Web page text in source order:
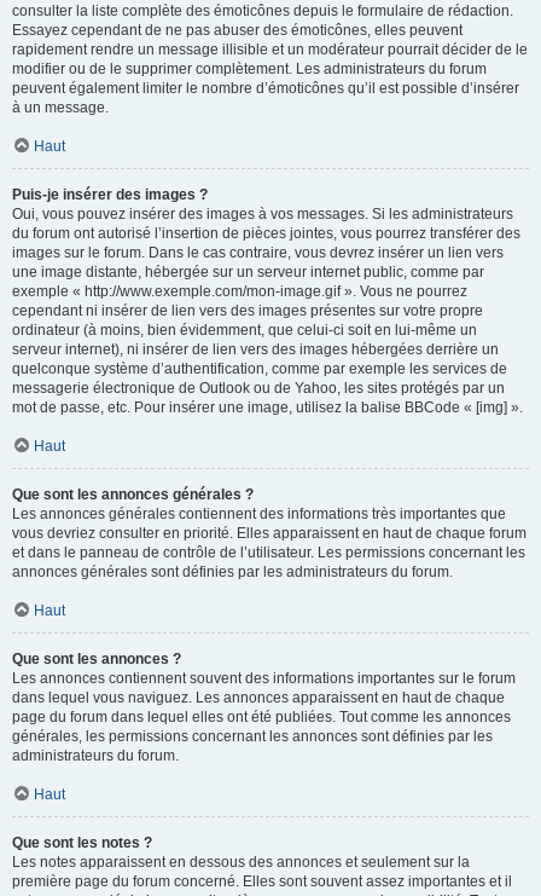
consulter la liste complète des émoticônes depuis le formulaire de rédaction.
Essayez cependant de ne pas abuser des émoticônes, elles peuvent
rapidement rendre un message illisible et un modérateur pourrait décider de le
modifier ou de le supprimer complètement. Les administrateurs du forum
peuvent également limiter le nombre d’émoticônes qu’il est possible d’insérer
à un message.
Haut
Puis-je insérer des images ?
Oui, vous pouvez insérer des images à vos messages. Si les administrateurs
du forum ont autorisé l’insertion de pièces jointes, vous pourrez transférer des
images sur le forum. Dans le cas contraire, vous devrez insérer un lien vers
une image distante, hébergée sur un serveur internet public, comme par
exemple « http://www.exemple.com/mon-image.gif ». Vous ne pourrez
cependant ni insérer de lien vers des images présentes sur votre propre
ordinateur (à moins, bien évidemment, que celui-ci soit en lui-même un
serveur internet), ni insérer de lien vers des images hébergées derrière un
quelconque système d’authentification, comme par exemple les services de
messagerie électronique de Outlook ou de Yahoo, les sites protégés par un
mot de passe, etc. Pour insérer une image, utilisez la balise BBCode « [img] ».
Haut
Que sont les annonces générales ?
Les annonces générales contiennent des informations très importantes que
vous devriez consulter en priorité. Elles apparaissent en haut de chaque forum
et dans le panneau de contrôle de l’utilisateur. Les permissions concernant les
annonces générales sont définies par les administrateurs du forum.
Haut
Que sont les annonces ?
Les annonces contiennent souvent des informations importantes sur le forum
dans lequel vous naviguez. Les annonces apparaissent en haut de chaque
page du forum dans lequel elles ont été publiées. Tout comme les annonces
générales, les permissions concernant les annonces sont définies par les
administrateurs du forum.
Haut
Que sont les notes ?
Les notes apparaissent en dessous des annonces et seulement sur la
première page du forum concerné. Elles sont souvent assez importantes et il